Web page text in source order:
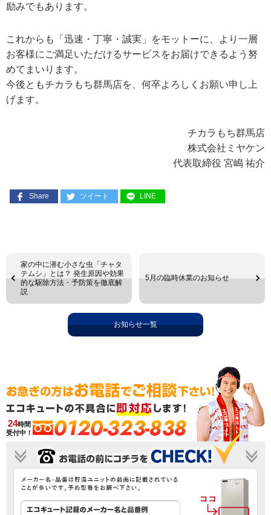
励みでもあります。
これからも「迅速・丁寧・誠実」をモットーに、より一層
お客様にご満足いただけるサービスをお届けできるよう努
めてまいります。
今後ともチカラもち群馬店を、何卒よろしくお願い申し上
げます。
チカラもち群馬店
株式会社ミヤケン
代表取締役 宮嶋 祐介
Share ツイート LINE
家の中に潜む小さな虫「チャタ
テムシ」とは？ 発生原因や効果
的な駆除方法・予防策を徹底解
説
5月の臨時休業のお知らせ
お知らせ一覧
24時間
受付中！
0120-323-838